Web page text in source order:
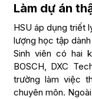
Làm dự án
HSU áp dụng triết
lượng học tập
Sinh viên có hai
BOSCH, DXC
trường làm việc
chuyên môn.